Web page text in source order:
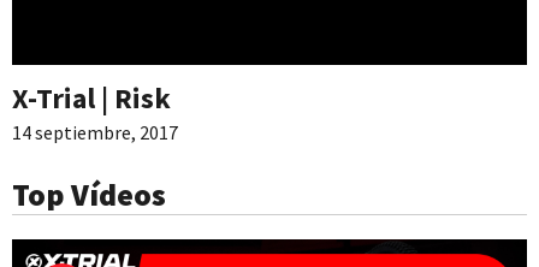
X-Trial | Risk
14 septiembre, 2017
Top Vídeos